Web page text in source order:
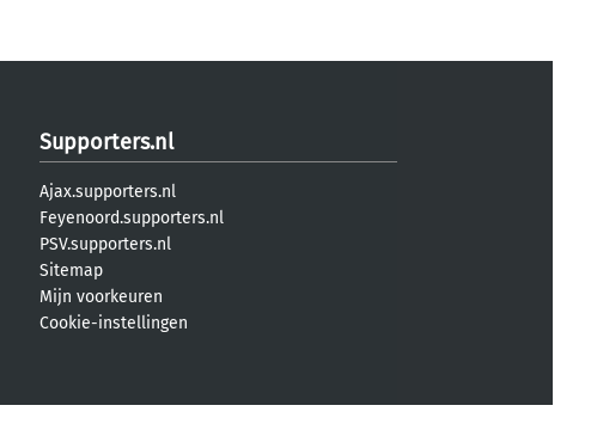
Supporters.nl
Ajax.supporters.nl
Feyenoord.supporters.nl
PSV.supporters.nl
Sitemap
Mijn voorkeuren
Cookie-instellingen